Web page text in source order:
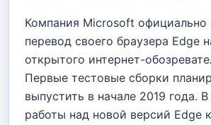
Компания Microsoft официально
перевод своего браузера Edge
открытого интернет-
Первые тестовые сборки
выпустить в начале 2019 года.
работы над новой версий Edge